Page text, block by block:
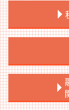
ipo 監査法
上場支援
上場支援
上場準備
ipo スケジ
ipoとは 上
上場準備
会社設立
会社設立
会社設立
会社設立
会社設立
会社設立
会社設立
会社設立
税務顧問
税務申告
税務顧問
税務調査
法人税 赤
補助金 税
補助金 申
中小企業